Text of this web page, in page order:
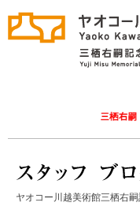
ヤオコー川越美術館三栖右